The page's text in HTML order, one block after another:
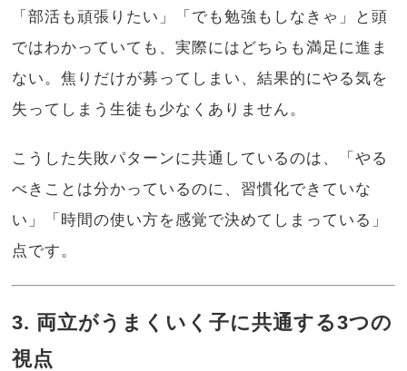
「部活も頑張りたい」「でも勉強もしなきゃ」と頭
ではわかっていても、実際にはどちらも満足に進ま
ない。焦りだけが募ってしまい、結果的にやる気を
失ってしまう生徒も少なくありません。
こうした失敗パターンに共通しているのは、「やる
べきことは分かっているのに、習慣化できていな
い」「時間の使い方を感覚で決めてしまっている」
点です。
3. 両立がうまくいく子に共通する3つの
視点